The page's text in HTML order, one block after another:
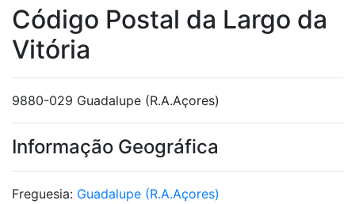
Código Postal da Largo da
Vitória
9880-029 Guadalupe (R.A.Açores)
Informação Geográfica
Freguesia: Guadalupe (R.A.Açores)